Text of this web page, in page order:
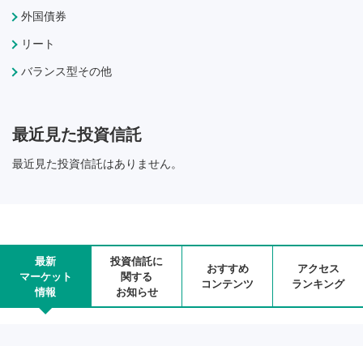
外国債券
リート
バランス型その他
最近見た投資信託
最近見た投資信託はありません。
最新
マーケット
情報
投資信託に
関する
お知らせ
おすすめ
コンテンツ
アクセス
ランキング